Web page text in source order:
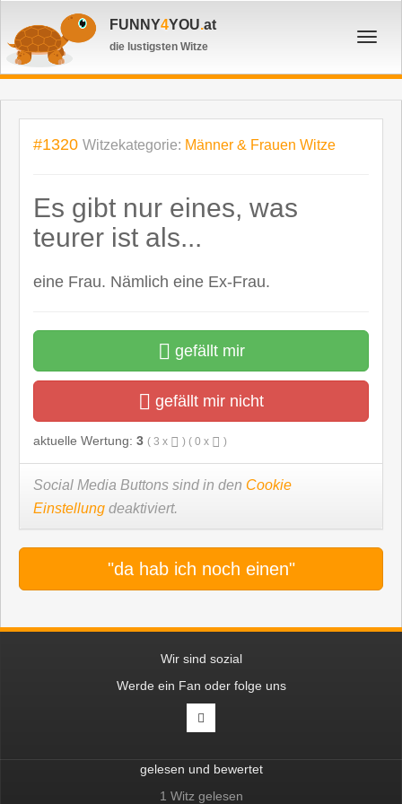
FUNNY4YOU.at
die lustigsten Witze
#1320 Witzekategorie: Männer & Frauen Witze
Es gibt nur eines, was
teurer ist als...
eine Frau. Nämlich eine Ex-Frau.
gefällt mir
gefällt mir nicht
aktuelle Wertung: 3 ( 3 x ) ( 0 x )
Social Media Buttons sind in den Cookie
Einstellung deaktiviert.
"da hab ich noch einen"
Wir sind sozial
Werde ein Fan oder folge uns
gelesen und bewertet
1 Witz gelesen